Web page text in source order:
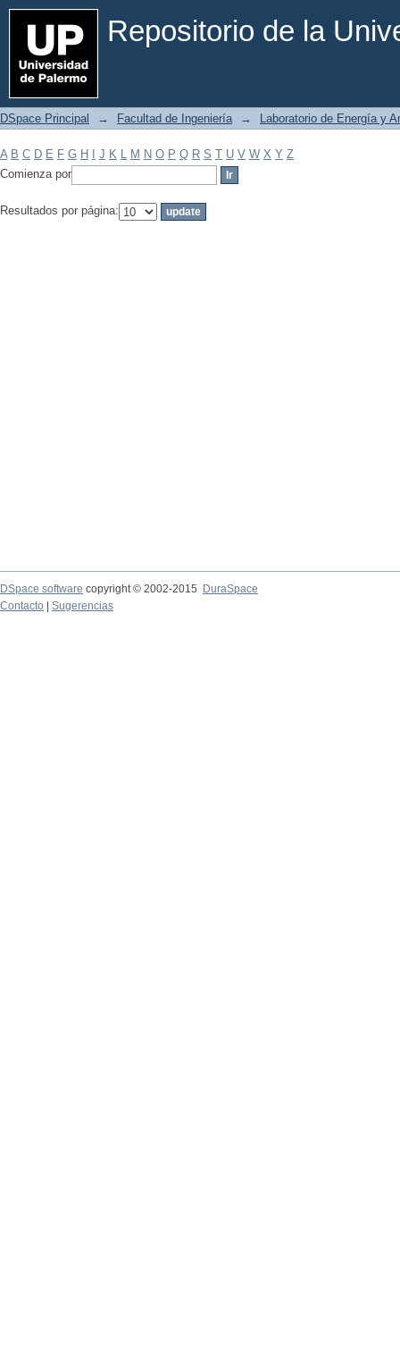
Repositorio de la
Filtrar por: Materia
DSpace Principal → Facultad de Ingeniería → Laboratorio de Energía y
A B C D E F G H J K L M N O P Q R S T U V W X Y Z
Comienza por
Resultados por página:
DSpace software copyright © 2002-2015
DuraSpace
Contacto
Sugerencias